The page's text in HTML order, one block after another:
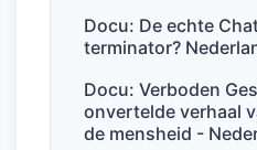
Docu: De echte
terminator?
Docu: Verboden
onvertelde verhaal
de mensheid -